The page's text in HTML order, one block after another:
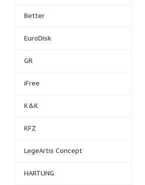
Better
EuroDisk
GR
iFree
K&K
KFZ
LegeArtis Concept
HARTUNG